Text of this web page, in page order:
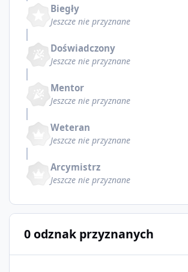
Biegły
Jeszcze nie przyznane
Doświadczony
Jeszcze nie przyznane
Mentor
Jeszcze nie przyznane
Weteran
Jeszcze nie przyznane
Arcymistrz
Jeszcze nie przyznane
0 odznak przyznanych